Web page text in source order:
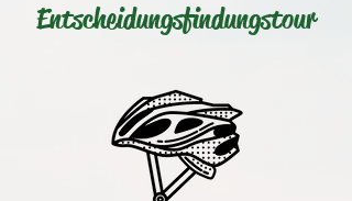
Entscheidungsfindungstour